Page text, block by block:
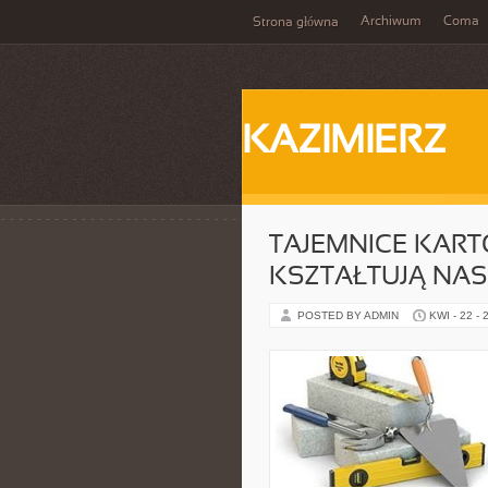
Strona główna Archiwum Coma
KAZIMIERZ
TAJEMNICE
KSZTAŁTUJĄ
POSTED BY ADMIN KWI - 22 -